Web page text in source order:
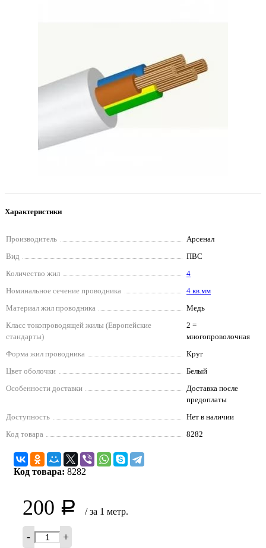
Характеристики
Производитель
Арсенал
Вид
ПВС
Количество жил
4
Номинальное сечение проводника
4 кв.мм
Материал жил проводника
Медь
Класс токопроводящей жилы (Европейские
стандарты)
2 =
многопроволочная
Форма жил проводника
Круг
Цвет оболочки
Белый
Особенности доставки
Доставка после
предоплаты
Доступность
Нет в наличии
Код товара
8282
Код товара: 8282
200 Р / за 1 метр.
- +